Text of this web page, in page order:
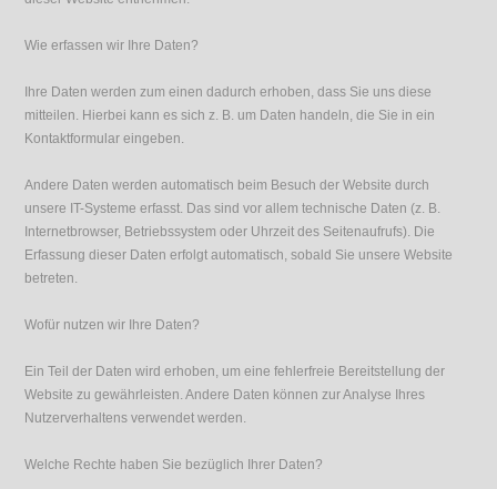
Wie erfassen wir Ihre Daten?
Ihre Daten werden zum einen dadurch erhoben, dass Sie uns diese
mitteilen. Hierbei kann es sich z. B. um Daten handeln, die Sie in ein
Kontaktformular eingeben.
Andere Daten werden automatisch beim Besuch der Website durch
unsere IT-Systeme erfasst. Das sind vor allem technische Daten (z. B.
Internetbrowser, Betriebssystem oder Uhrzeit des Seitenaufrufs). Die
Erfassung dieser Daten erfolgt automatisch, sobald Sie unsere Website
betreten.
Wofür nutzen wir Ihre Daten?
Ein Teil der Daten wird erhoben, um eine fehlerfreie Bereitstellung der
Website zu gewährleisten. Andere Daten können zur Analyse Ihres
Nutzerverhaltens verwendet werden.
Welche Rechte haben Sie bezüglich Ihrer Daten?